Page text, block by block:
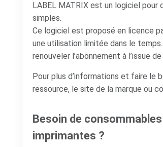
LABEL MATRIX est un logiciel pour
simples.
Ce logiciel est proposé en licence
une utilisation limitée dans le
renouveler l’abonnement à l’issue
Pour plus d’informations et faire le
ressource, le site de la marque ou
Besoin de
imprimantes ?